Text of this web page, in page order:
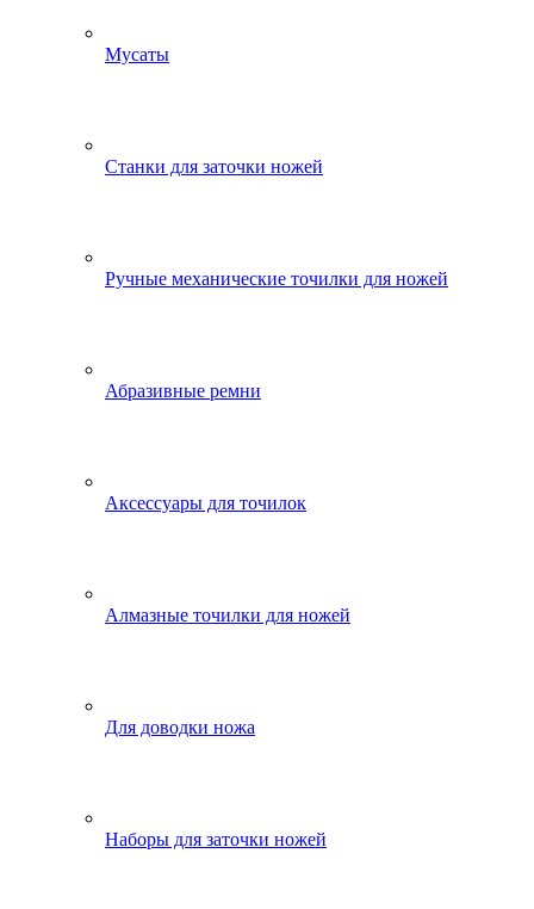
Мусаты
Станки для заточки ножей
Ручные механические точилки для ножей
Абразивные ремни
Аксессуары для точилок
Алмазные точилки для ножей
Для доводки ножа
Наборы для заточки ножей